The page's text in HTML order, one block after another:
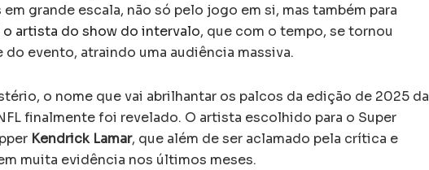
grande escala, não só pelo jogo em si, mas também para
o artista do show do intervalo, que com o tempo, se tornou
evento, atraindo uma audiência massiva.
o nome que vai abrilhantar os palcos da edição de 2025 da
finalmente foi revelado. O artista escolhido para o Super
Kendrick Lamar, que além de ser aclamado pela crítica e
muita evidência nos últimos meses.